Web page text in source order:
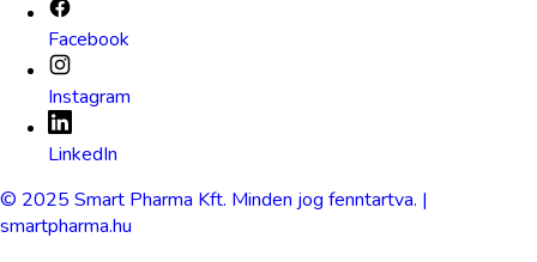
Facebook
Instagram
LinkedIn
© 2025 Smart Pharma Kft. Minden jog fenntartva. |
smartpharma.hu